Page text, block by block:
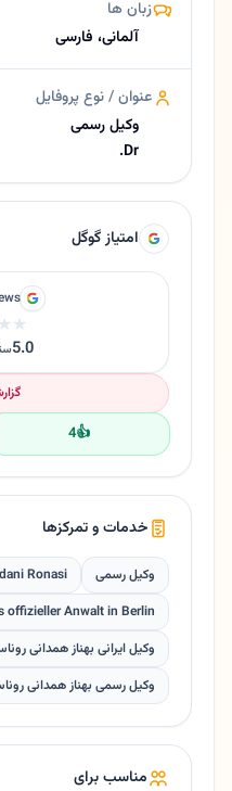
زبان ها
آلمانی، فارسی
عنوان / نوع پروفایل
وکیل رسمی
Dr.
امتیاز گوگل
5.0
👍
4
خدمات و تمرکزها
وکیل رسمی
Ronasi
offizieller Anwalt in Berlin
وکیل ایرانی بهناز همدانی
وکیل رسمی بهناز همدانی
مناسب برای